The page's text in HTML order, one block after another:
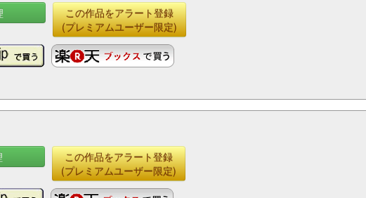
この作品をアラート登録
(プレミアムユーザー限定)
この作品をアラート登録
(プレミアムユーザー限定)